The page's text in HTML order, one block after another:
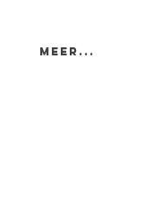
Meer...